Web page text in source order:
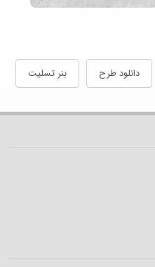
دانلود طرح بنر تسلیت